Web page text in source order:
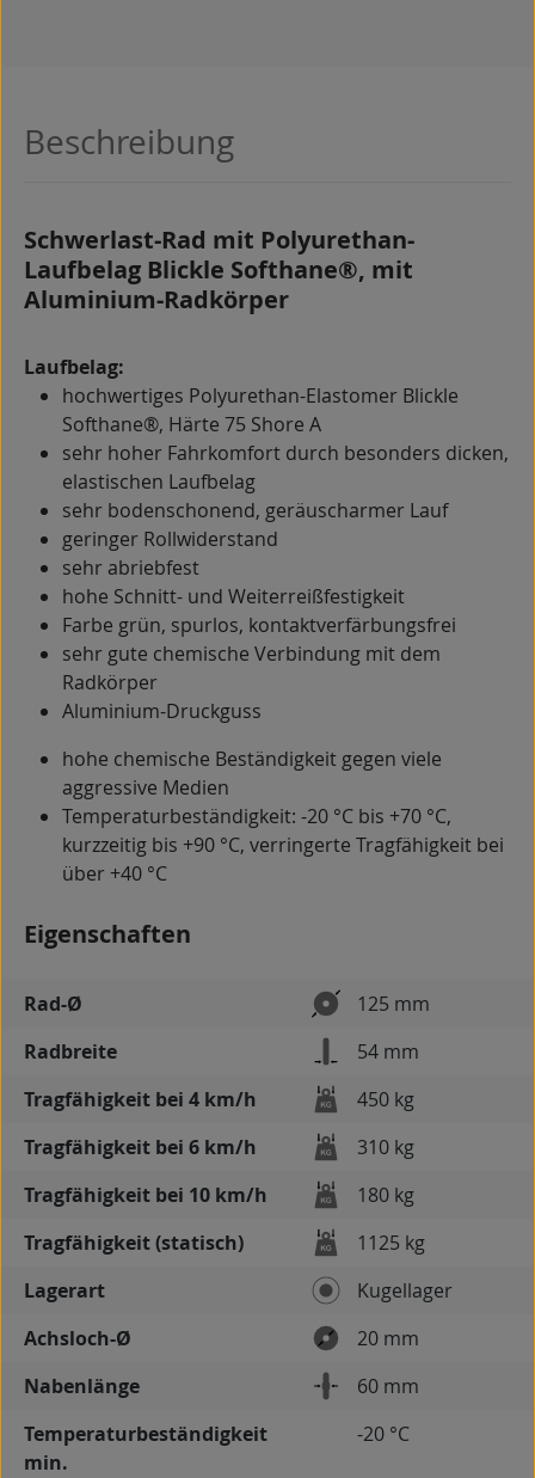
Beschreibung
Schwerlast-Rad mit Polyurethan-
Laufbelag Blickle Softhane®, mit
Aluminium-Radkörper
Laufbelag:
hochwertiges Polyurethan-Elastomer Blickle
Softhane®, Härte 75 Shore A
sehr hoher Fahrkomfort durch besonders dicken,
elastischen Laufbelag
sehr bodenschonend, geräuscharmer Lauf
geringer Rollwiderstand
sehr abriebfest
hohe Schnitt- und Weiterreißfestigkeit
Farbe grün, spurlos, kontaktverfärbungsfrei
sehr gute chemische Verbindung mit dem
Radkörper
Aluminium-Druckguss
hohe chemische Beständigkeit gegen viele
aggressive Medien
Temperaturbeständigkeit: -20 °C bis +70 °C,
kurzzeitig bis +90 °C, verringerte Tragfähigkeit bei
über +40 °C
Eigenschaften
Rad-Ø
125 mm
Radbreite
54 mm
Tragfähigkeit bei 4 km/h
450 kg
Tragfähigkeit bei 6 km/h
310 kg
Tragfähigkeit bei 10 km/h
180 kg
Tragfähigkeit (statisch)
1125 kg
Lagerart
Kugellager
Achsloch-Ø
20 mm
Nabenlänge
60 mm
Temperaturbeständigkeit
min.
-20 °C